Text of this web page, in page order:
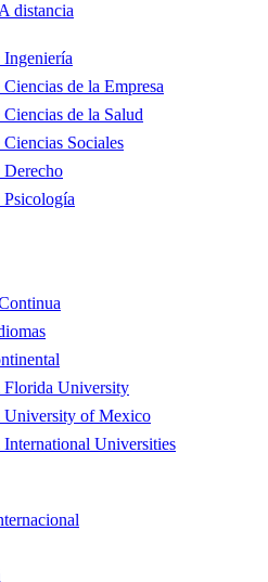
distancia
Ingeniería
de la Empresa
de la Salud
Sociales
Derecho
Psicología
Florida University
University of Mexico
Universities